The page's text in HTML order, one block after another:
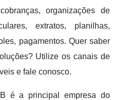
organizações de
extratos, planilhas,
pagamentos. Quer saber
Utilize os canais de
e fale conosco.
é a principal empresa do